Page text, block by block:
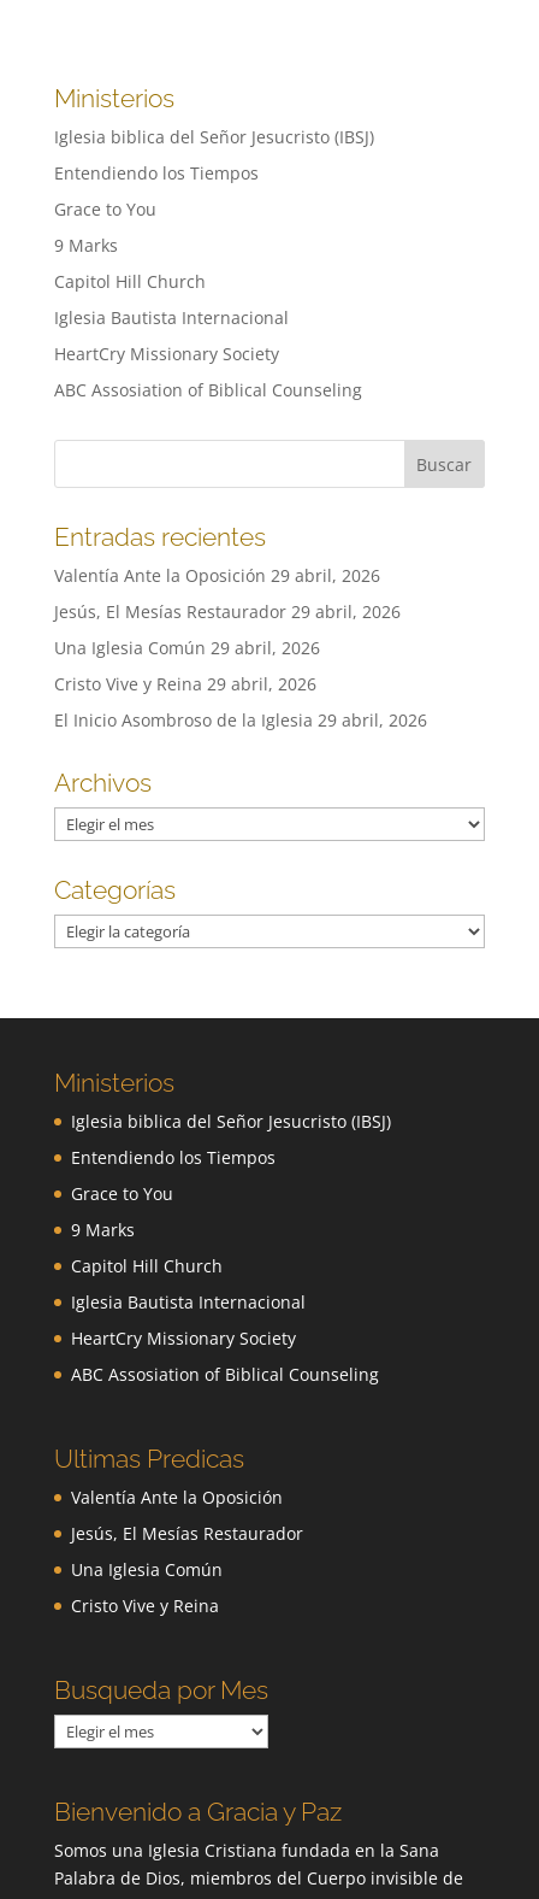
Ministerios
Iglesia biblica del Señor Jesucristo (IBSJ)
Entendiendo los Tiempos
Grace to You
9 Marks
Capitol Hill Church
Iglesia Bautista Internacional
HeartCry Missionary Society
ABC Assosiation of Biblical Counseling
Entradas recientes
Valentía Ante la Oposición 29 abril, 2026
Jesús, El Mesías Restaurador 29 abril, 2026
Una Iglesia Común 29 abril, 2026
Cristo Vive y Reina 29 abril, 2026
El Inicio Asombroso de la Iglesia 29 abril, 2026
Archivos
Archivos
Categorías
Categorías
Ministerios
Iglesia biblica del Señor Jesucristo (IBSJ)
Entendiendo los Tiempos
Grace to You
9 Marks
Capitol Hill Church
Iglesia Bautista Internacional
HeartCry Missionary Society
ABC Assosiation of Biblical Counseling
Ultimas Predicas
Valentía Ante la Oposición
Jesús, El Mesías Restaurador
Una Iglesia Común
Cristo Vive y Reina
Busqueda por Mes
Busqueda
por
Bienvenido a Gracia y Paz
Somos una Iglesia Cristiana fundada en la Sana
Palabra de Dios, miembros del Cuerpo invisible de